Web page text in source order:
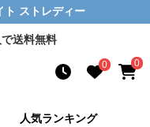
ト ストレディー
送料無料
0 0
人気ランキング